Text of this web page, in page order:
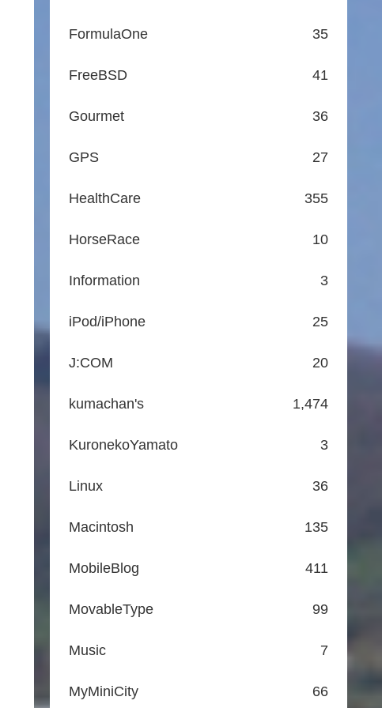
FormulaOne 35
FreeBSD 41
Gourmet 36
GPS 27
HealthCare 355
HorseRace 10
Information 3
iPod/iPhone 25
J:COM 20
kumachan's 1,474
KuronekoYamato 3
Linux 36
Macintosh 135
MobileBlog 411
MovableType 99
Music 7
MyMiniCity 66